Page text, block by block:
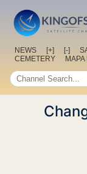
NEWS [+] [-]
CEMETERY